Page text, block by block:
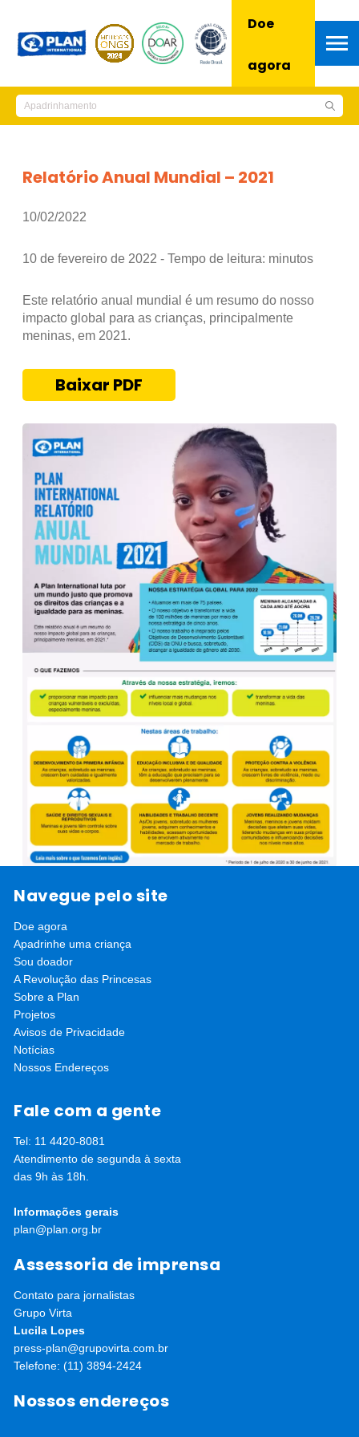
Doe
agora
Relatório Anual Mundial – 2021
10/02/2022
10 de fevereiro de 2022 - Tempo de leitura: minutos
Este relatório anual mundial é um resumo do nosso
impacto global para as crianças, principalmente
meninas, em 2021.
Baixar PDF
Voltar para Relatórios Anuais
Navegue pelo site
Doe agora
Apadrinhe uma criança
Sou doador
A Revolução das Princesas
Sobre a Plan
Projetos
Avisos de Privacidade
Notícias
Nossos Endereços
Fale com a gente
Tel: 11 4420-8081
Atendimento de segunda à sexta
das 9h às 18h.
Informações gerais
plan@plan.org.br
Assessoria de imprensa
Contato para jornalistas
Grupo Virta
Lucila Lopes
press-plan@grupovirta.com.br
Telefone: (11) 3894-2424
Nossos endereços